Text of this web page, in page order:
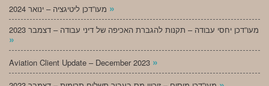
»
מעו”דכן יחסי עבודה – תקנות להגברת האכיפה של דיני עבודה – דצמבר 2023
»
Aviation Client Update – December 2023 »